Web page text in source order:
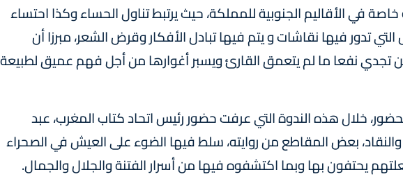
في الأقاليم الجنوبية للمملكة، حيث يرتبط تناول الحساء وكذا احتساء
تدور فيها نقاشات و يتم فيها تبادل الأفكار وقرض الشعر، مبرزا أن
لن تجدي نفعا ما لم يتعمق القارئ ويسبر أغوارها من أجل فهم عميق لطبيعة
خلال هذه الندوة التي عرفت حضور رئيس اتحاد كتاب المغرب، عبد
والنقاد، بعض المقاطع من روايته، سلط فيها الضوء على العيش في الصحراء
يحتفون بها وبما اكتشفوه فيها من أسرار الفتنة والجلال والجمال.